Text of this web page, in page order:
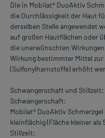
Die in Mobilat® DuoAktiv
die Durchlässigkeit der Haut
derselben Stelle angewendet
auf großen Hautflächen oder
die unerwünschten
Wirkung bestimmter Mittel
(Sulfonylharnstoffe) erhöht
Schwangerschaft und Stillzeit:
Schwangerschaft:
Mobilat® DuoAktiv
kleinflächig (Fläche kleiner als
Stillzeit: